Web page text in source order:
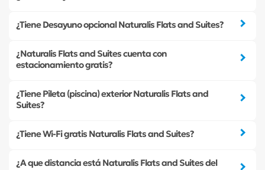
¿Tiene Desayuno opcional Naturalis Flats and Suites?
¿Naturalis Flats and Suites cuenta con
estacionamiento gratis?
¿Tiene Pileta (piscina) exterior Naturalis Flats and
Suites?
¿Tiene Wi-Fi gratis Naturalis Flats and Suites?
¿A que distancia está Naturalis Flats and Suites del